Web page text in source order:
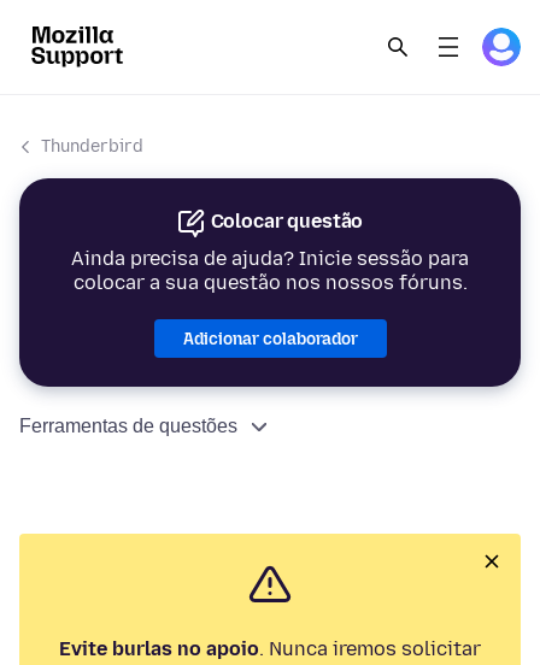
Thunderbird
Colocar questão
Ainda precisa de ajuda? Inicie sessão para
colocar a sua questão nos nossos fóruns.
Adicionar colaborador
Ferramentas de questões
Evite burlas no apoio. Nunca iremos solicitar